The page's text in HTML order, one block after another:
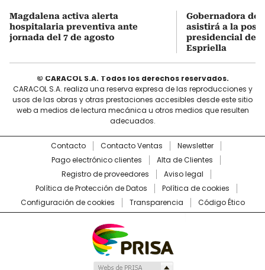
Magdalena activa alerta
hospitalaria preventiva ante
jornada del 7 de agosto
Gobernadora del
asistirá a la
presidencial de
Espriella
© CARACOL S.A. Todos los derechos reservados.
CARACOL S.A. realiza una reserva expresa de las reproducciones y
usos de las obras y otras prestaciones accesibles desde este sitio
web a medios de lectura mecánica u otros medios que resulten
adecuados.
Contacto Contacto Ventas
Newsletter
Pago electrónico clientes
Alta de Clientes
Registro de proveedores
Aviso legal
Política de Protección de Datos
Política de cookies
Configuración de cookies
Transparencia Código Ético